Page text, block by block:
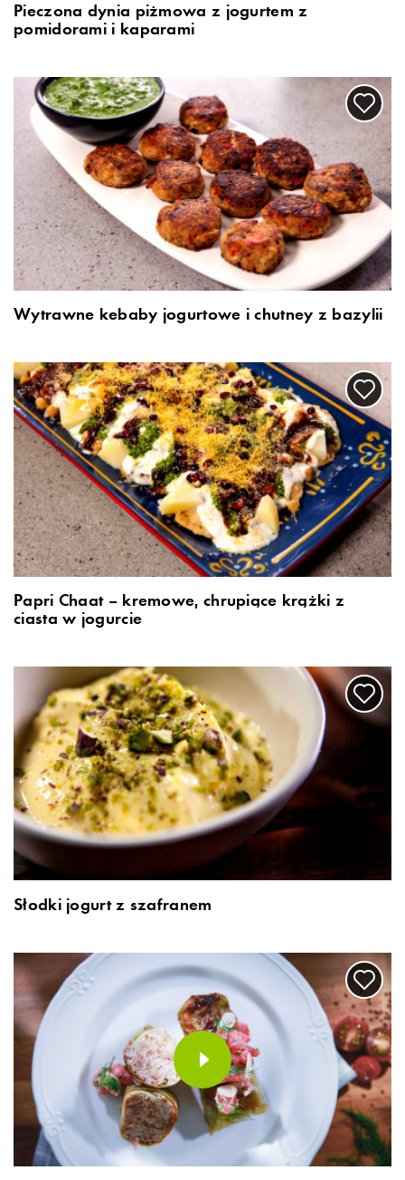
Pieczona dynia piżmowa z jogurtem z
pomidorami i kaparami
Wytrawne kebaby jogurtowe i chutney z bazylii
Papri Chaat – kremowe, chrupiące krążki z
ciasta w jogurcie
Słodki jogurt z szafranem